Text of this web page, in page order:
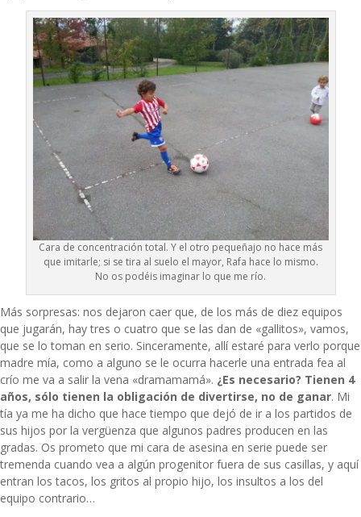
Cara de concentración total. Y el otro pequeñajo no hace más
que imitarle; si se tira al suelo el mayor, Rafa hace lo mismo.
No os podéis imaginar lo que me río.
Más sorpresas: nos dejaron caer que, de los más de diez equipos
que jugarán, hay tres o cuatro que se las dan de «gallitos», vamos,
que se lo toman en serio. Sinceramente, allí estaré para verlo porque
madre mía, como a alguno se le ocurra hacerle una entrada fea al
crío me va a salir la vena «dramamamá». ¿Es necesario? Tienen 4
años, sólo tienen la obligación de divertirse, no de ganar. Mi
tía ya me ha dicho que hace tiempo que dejó de ir a los partidos de
sus hijos por la vergüenza que algunos padres producen en las
gradas. Os prometo que mi cara de asesina en serie puede ser
tremenda cuando vea a algún progenitor fuera de sus casillas, y aquí
entran los tacos, los gritos al propio hijo, los insultos a los del
equipo contrario…